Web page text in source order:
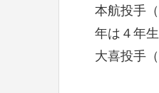
本航投手
年は４年
大喜投手